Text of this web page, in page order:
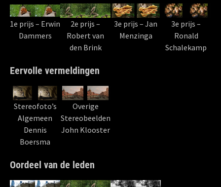
1e prijs – Erwin
Dammers
2e prijs –
Robert van
den Brink
3e prijs – Jan
Menzinga
3e prijs –
Ronald
Schalekamp
Eervolle vermeldingen
Stereofoto’s
Algemeen
Dennis
Boersma
Overige
Stereobeelden
John Klooster
Oordeel van de leden